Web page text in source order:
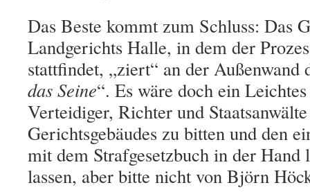
Das Beste kommt zum Schluss: Das
Landgerichts Halle, in dem der
stattfindet, „ziert“ an der Außenwand
das Seine“. Es wäre doch ein
Verteidiger, Richter und
Gerichtsgebäudes zu bitten und den
mit dem Strafgesetzbuch in der Hand
lassen, aber bitte nicht von Björn